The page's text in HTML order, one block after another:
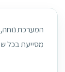
המערכת נוחה,
מסייעת בכל